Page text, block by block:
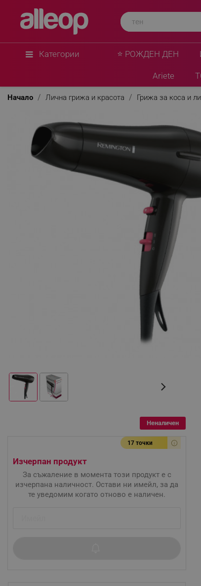
Категории ⭐ РОЖДЕН ДЕН
Ariete
Начало Лична грижа и красота Грижа за коса и
Неналичен
17 точки
Изчерпан продукт
За съжаление в момента този продукт е с
изчерпана наличност. Остави ни имейл, за да
те уведомим когато отново е наличен.